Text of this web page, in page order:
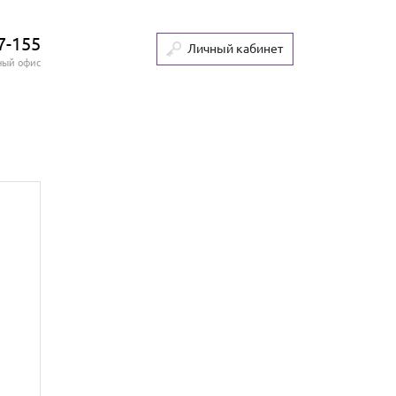
155
офис
Личный кабинет